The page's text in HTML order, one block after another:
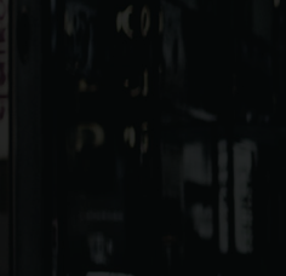
Choisir ma localisation